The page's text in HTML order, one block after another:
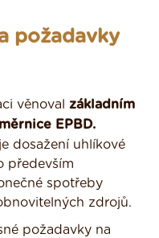
požadavky
věnoval základním
EPBD.
dosažení uhlíkové
především
spotřeby
zdrojů.
požadavky na